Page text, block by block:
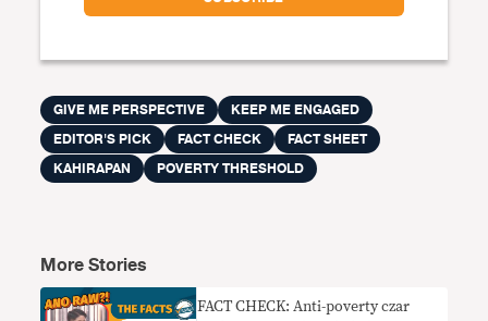
GIVE ME PERSPECTIVE
KEEP ME ENGAGED
EDITOR'S PICK
FACT CHECK
FACT SHEET
KAHIRAPAN
POVERTY THRESHOLD
More Stories
FACT CHECK: Anti-poverty czar